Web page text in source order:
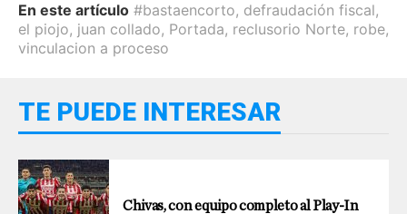
En este artículo #bastaencorto, defraudación fiscal,
el piojo, juan collado, Portada, reclusorio Norte, robe,
vinculacion a proceso
TE PUEDE INTERESAR
Chivas, con equipo completo al Play-In